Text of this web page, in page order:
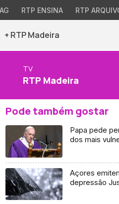
RTP ENSINA RTP
+ RTP Madeira
TV
RTP Madeira
Pode também gostar
Papa pede
dos mais
Açores
depressão